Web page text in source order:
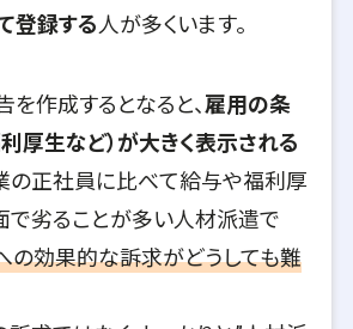
登録する人が多くいます。
を作成するとなると、雇用の条
厚生など）が大きく表示される
の正社員に比べて給与や福利厚
で劣ることが多い人材派遣で
の効果的な訴求がどうしても難